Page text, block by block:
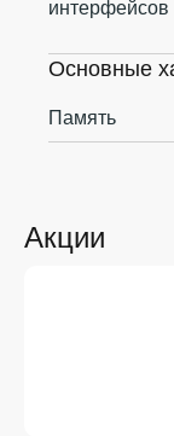
Акции
интерфейсов
Основные
Память